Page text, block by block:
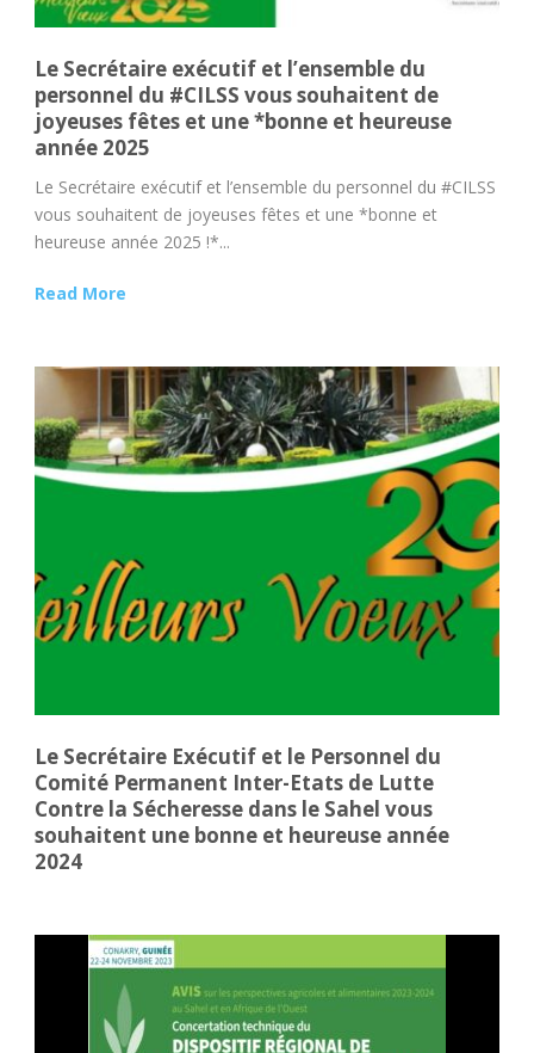
Le Secrétaire exécutif et l’ensemble du
personnel du #CILSS vous souhaitent de
joyeuses fêtes et une *bonne et heureuse
année 2025
Le Secrétaire exécutif et l’ensemble du personnel du #CILSS
vous souhaitent de joyeuses fêtes et une *bonne et
heureuse année 2025 !*...
Read More
Le Secrétaire Exécutif et le Personnel du
Comité Permanent Inter-Etats de Lutte
Contre la Sécheresse dans le Sahel vous
souhaitent une bonne et heureuse année
2024